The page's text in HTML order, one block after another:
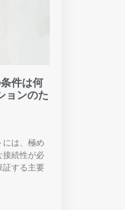
件は何
ョンのた
は、極め
続性が必
する主要